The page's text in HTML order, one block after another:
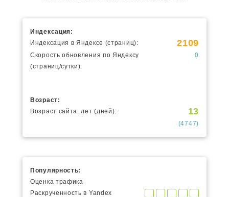
Индексация:
Индексация в Яндексе (страниц):
2109
Скорость обновления по Яндексу
(страниц/сутки):
0
Возраст:
Возраст сайта, лет (дней):
13
(4747)
Популярность:
Оценка трафика
Раскрученность в Yandex